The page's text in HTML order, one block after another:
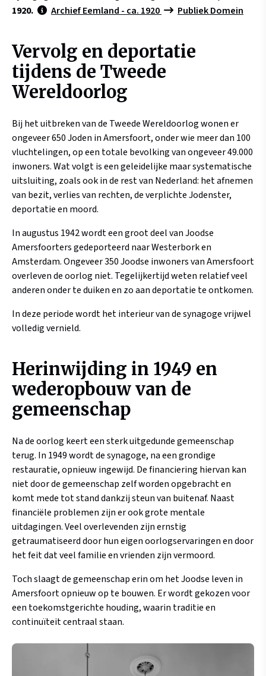
1920.
Archief Eemland - ca. 1920 Publiek Domein
Vervolg en deportatie
tijdens de Tweede
Wereldoorlog
Bij het uitbreken van de Tweede Wereldoorlog wonen er
ongeveer 650 Joden in Amersfoort, onder wie meer dan 100
vluchtelingen, op een totale bevolking van ongeveer 49.000
inwoners. Wat volgt is een geleidelijke maar systematische
uitsluiting, zoals ook in de rest van Nederland: het afnemen
van bezit, verlies van rechten, de verplichte Jodenster,
deportatie en moord.
In augustus 1942 wordt een groot deel van Joodse
Amersfoorters gedeporteerd naar Westerbork en
Amsterdam. Ongeveer 350 Joodse inwoners van Amersfoort
overleven de oorlog niet. Tegelijkertijd weten relatief veel
anderen onder te duiken en zo aan deportatie te ontkomen.
In deze periode wordt het interieur van de synagoge vrijwel
volledig vernield.
Herinwijding in 1949 en
wederopbouw van de
gemeenschap
Na de oorlog keert een sterk uitgedunde gemeenschap
terug. In 1949 wordt de synagoge, na een grondige
restauratie, opnieuw ingewijd. De financiering hiervan kan
niet door de gemeenschap zelf worden opgebracht en
komt mede tot stand dankzij steun van buitenaf. Naast
financiële problemen zijn er ook grote mentale
uitdagingen. Veel overlevenden zijn ernstig
getraumatiseerd door hun eigen oorlogservaringen en door
het feit dat veel familie en vrienden zijn vermoord.
Toch slaagt de gemeenschap erin om het Joodse leven in
Amersfoort opnieuw op te bouwen. Er wordt gekozen voor
een toekomstgerichte houding, waarin traditie en
continuïteit centraal staan.